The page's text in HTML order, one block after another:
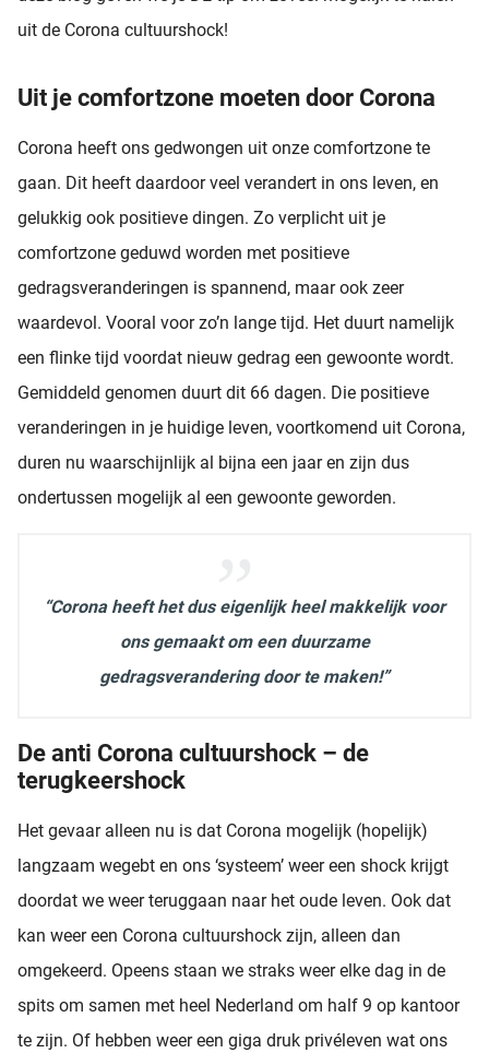
uit de Corona cultuurshock!
Uit je comfortzone moeten door Corona
Corona heeft ons gedwongen uit onze comfortzone te
gaan. Dit heeft daardoor veel verandert in ons leven, en
gelukkig ook positieve dingen. Zo verplicht uit je
comfortzone geduwd worden met positieve
gedragsveranderingen is spannend, maar ook zeer
waardevol. Vooral voor zo’n lange tijd. Het duurt namelijk
een flinke tijd voordat nieuw gedrag een gewoonte wordt.
Gemiddeld genomen duurt dit 66 dagen. Die positieve
veranderingen in je huidige leven, voortkomend uit Corona,
duren nu waarschijnlijk al bijna een jaar en zijn dus
ondertussen mogelijk al een gewoonte geworden.
“Corona heeft het dus eigenlijk heel makkelijk voor
ons gemaakt om een duurzame
gedragsverandering door te maken!”
De anti Corona cultuurshock – de
terugkeershock
Het gevaar alleen nu is dat Corona mogelijk (hopelijk)
langzaam wegebt en ons ‘systeem’ weer een shock krijgt
doordat we weer teruggaan naar het oude leven. Ook dat
kan weer een Corona cultuurshock zijn, alleen dan
omgekeerd. Opeens staan we straks weer elke dag in de
spits om samen met heel Nederland om half 9 op kantoor
te zijn. Of hebben weer een giga druk privéleven wat ons